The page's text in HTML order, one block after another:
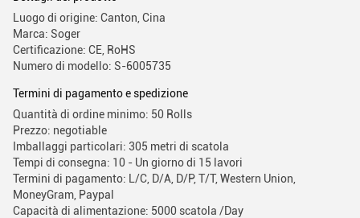
Luogo di origine: Canton, Cina
Marca: Soger
Certificazione: CE, RoHS
Numero di modello: S-6005735
Termini di pagamento e spedizione
Quantità di ordine minimo: 50 Rolls
Prezzo: negotiable
Imballaggi particolari: 305 metri di scatola
Tempi di consegna: 10 - Un giorno di 15 lavori
Termini di pagamento: L/C, D/A, D/P, T/T, Western Union,
MoneyGram, Paypal
Capacità di alimentazione: 5000 scatola /Day